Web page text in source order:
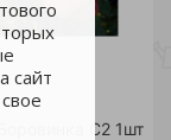
сайт
С2 1шт